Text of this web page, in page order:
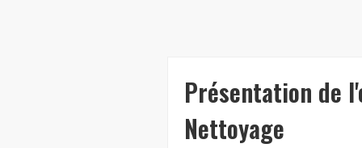
Présentation de
Nettoyage